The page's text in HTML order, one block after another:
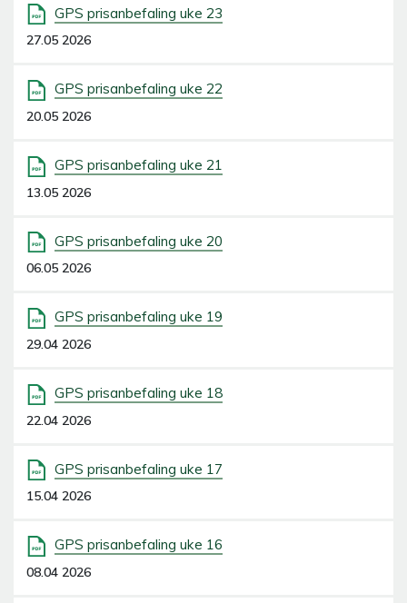
GPS prisanbefaling uke 23
27.05 2026
GPS prisanbefaling uke 22
20.05 2026
GPS prisanbefaling uke 21
13.05 2026
GPS prisanbefaling uke 20
06.05 2026
GPS prisanbefaling uke 19
29.04 2026
GPS prisanbefaling uke 18
22.04 2026
GPS prisanbefaling uke 17
15.04 2026
GPS prisanbefaling uke 16
08.04 2026